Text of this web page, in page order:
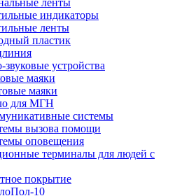
ленты
индикаторы
ленты
пластик
звуковые устройства
маяки
маяки
для МГН
системы
вызова помощи
оповещения
терминалы для людей с
покрытие
10